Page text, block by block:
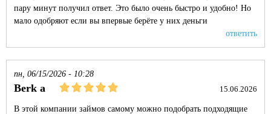
пару минут получил ответ. Это было очень быстро и удобно! Но
мало одобряют если вы впервые берёте у них деньги
ответить
пн, 06/15/2026 - 10:28
Berk a 15.06.2026
В этой компании займов самому можно подобрать подходящие